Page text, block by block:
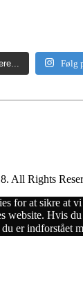
Følg
All Rights
for at sikre at
website. Hvis
er indforstået